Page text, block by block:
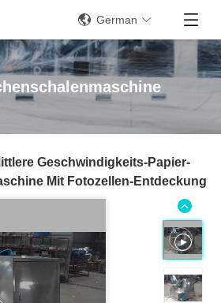
German
Geschwindigkeits-Papier-
Mit Fotozellen-Entdeckung